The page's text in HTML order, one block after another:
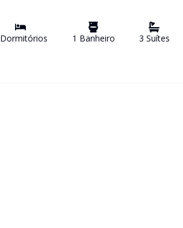
Dormitórios 1 Banheiro 3 Suítes